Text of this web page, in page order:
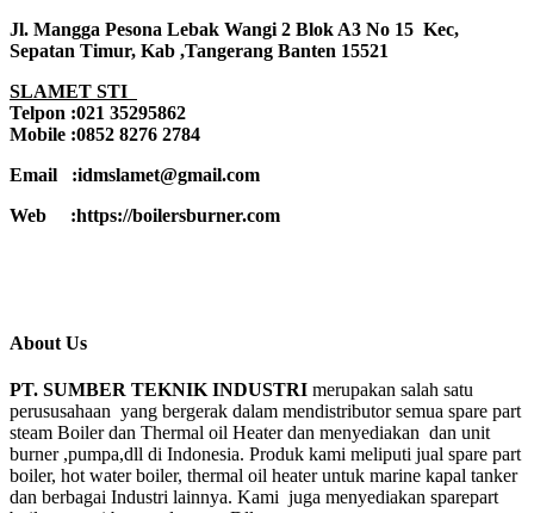
Jl. Mangga Pesona Lebak Wangi 2 Blok A3 No 15 Kec,
Sepatan Timur, Kab ,Tangerang Banten 15521
SLAMET STI
Telpon :021 35295862
Mobile :0852 8276 2784
Email :idmslamet@gmail.com
Web :https://boilersburner.com
About Us
PT. SUMBER TEKNIK INDUSTRI merupakan salah satu
perususahaan yang bergerak dalam mendistributor semua spare part
steam Boiler dan Thermal oil Heater dan menyediakan dan unit
burner ,pumpa,dll di Indonesia. Produk kami meliputi jual spare part
boiler, hot water boiler, thermal oil heater untuk marine kapal tanker
dan berbagai Industri lainnya. Kami juga menyediakan sparepart